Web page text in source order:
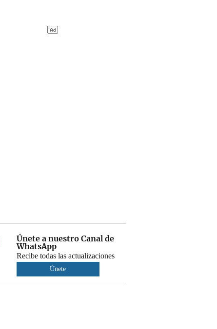
Únete a nuestro Canal de
WhatsApp
Recibe todas las actualizaciones
Únete